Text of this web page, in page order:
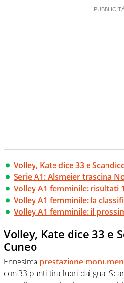
Volley, Kate dice 33 e
Serie A1: Alsmeier trascina
Volley A1 femminile: risultati
Volley A1 femminile: la
Volley A1 femminile: il
Volley, Kate dice 33 e
Cuneo
Ennesima prestazione
con 33 punti tira fuori dai guai